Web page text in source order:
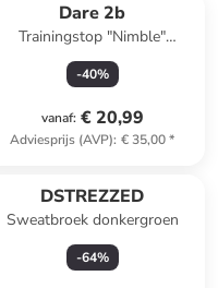
Dare 2b
Trainingstop "Nimble"
donkerblauw
-40%
vanaf: € 20,99
Adviesprijs (AVP): € 35,00*
DSTREZZED
Sweatbroek donkergroen
-64%